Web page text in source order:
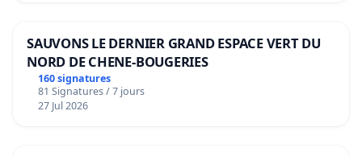
SAUVONS LE DERNIER GRAND ESPACE VERT DU
NORD DE CHENE-BOUGERIES
160 signatures
81 Signatures / 7 jours
27 Jul 2026